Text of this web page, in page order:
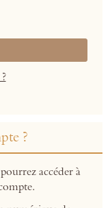
?
accéder à